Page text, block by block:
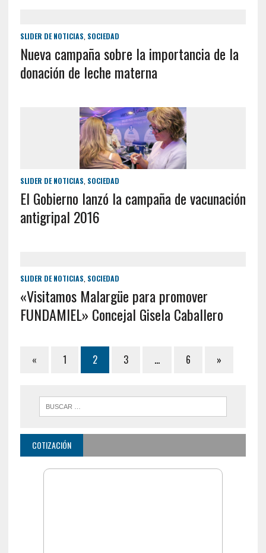
SLIDER DE NOTICIAS SOCIEDAD
Nueva campaña sobre la importancia de la
donación de leche materna
SLIDER DE NOTICIAS SOCIEDAD
El Gobierno lanzó la campaña de vacunación
antigripal 2016
SLIDER DE NOTICIAS SOCIEDAD
«Visitamos Malargüe para promover
FUNDAMIEL» Concejal Gisela Caballero
« 1 2 3 … 6 »
COTIZACIÓN